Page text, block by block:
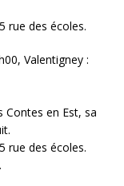
rue des écoles.
Valentigney :
Contes en Est, sa
rue des écoles.